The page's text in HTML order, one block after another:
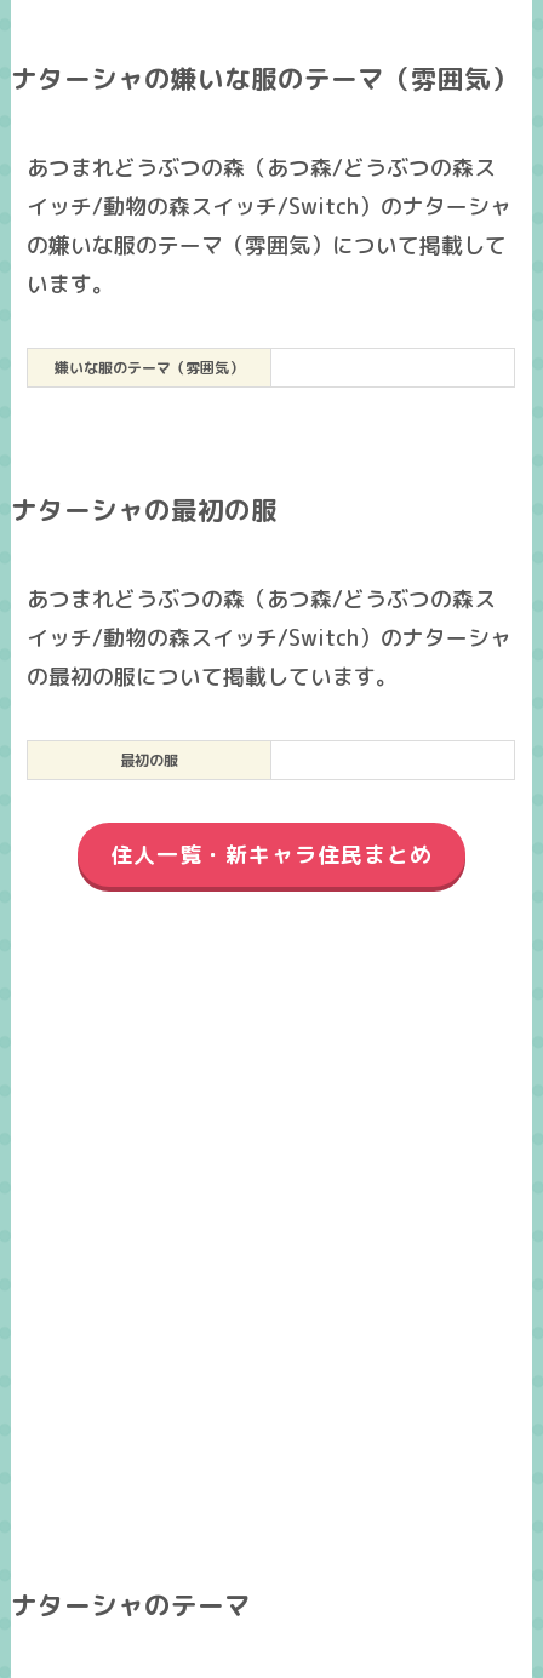
ナターシャの嫌いな服のテーマ（雰囲気）
あつまれどうぶつの森（あつ森/どうぶつの森ス
イッチ/動物の森スイッチ/Switch）のナターシャ
の嫌いな服のテーマ（雰囲気）について掲載して
います。
嫌いな服のテーマ（雰囲気）
ナターシャの最初の服
あつまれどうぶつの森（あつ森/どうぶつの森ス
イッチ/動物の森スイッチ/Switch）のナターシャ
の最初の服について掲載しています。
最初の服
住人一覧・新キャラ住民まとめ
ナターシャのテーマ